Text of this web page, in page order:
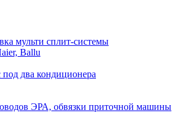
мульти сплит-системы
Ballu
два кондиционера
ЭРА, обвязки приточной машины